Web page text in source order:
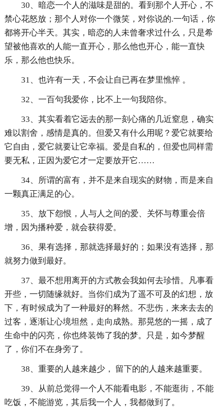
30、暗恋一个人的滋味是甜的。看到那个人开心，不
禁心花怒放；那个人对你一个微笑，对你说的.一句话，你
都将开心半天。其实，暗恋的人未曾奢求过什么，只是希
望被他喜欢的人能一直开心，那么他也开心，能一直快
乐，那么他也快乐。
31、也许有一天，不会让自已再在梦里憔悴 。
32、一百句我爱你，比不上一句我陪你。
33、其实看着它远去的那一刻心痛的几近窒息，确实
难以割舍，感情是真的。但爱又有什么用呢？爱它就要给
它自由，爱它就要让它幸福。爱是自私的，但爱也同样需
要无私，正因为爱它才一定要放开它……
34、所谓的富有，并不是来自现实的财物，而是来自
一颗真正满足的心。
35、放下怨恨，人与人之间的爱、关怀与尊重会倍
增，因为播种爱，就会获得爱。
36、果有选择，那就选择最好的；如果没有选择，那
就努力做到最好。
37、最不想用离开的方式教会我如何去珍惜。凡事看
开些，一切随缘就好。当你们成为了遥不可及的幻想，放
下，有时候成为了一种最好的释然。不悲伤，来来去去的
过客，逐渐让心境坦然，走向成熟。那晃悠的一摇，成了
生命中的闪亮，你也终装饰了我的梦。只是，如今梦醒
了，你们不在身旁了。
38、重要的人越来越少， 留下的的人越来越重要。
39、从前总觉得一个人不能看电影，不能逛街，不能
吃饭，不能游览，其后我一个人，我都做到了。